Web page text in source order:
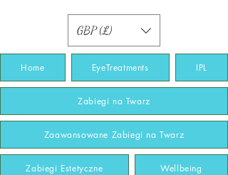
GBP (£)
Home EyeTreatments IPL
Zabiegi na Twarz
Zaawansowane Zabiegi na Twarz
Zabiegi Estetyczne Wellbeing